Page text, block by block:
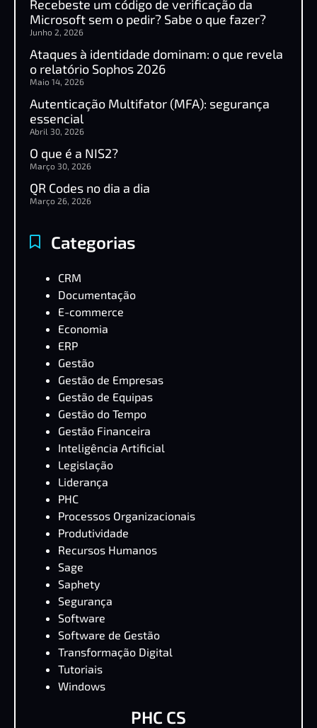
Recebeste um código de verificação da
Microsoft sem o pedir? Sabe o que fazer?
Junho 2, 2026
Ataques à identidade dominam: o que revela
o relatório Sophos 2026
Maio 14, 2026
Autenticação Multifator (MFA): segurança
essencial
Abril 30, 2026
O que é a NIS2?
Março 30, 2026
QR Codes no dia a dia
Março 26, 2026
Categorias
CRM
Documentação
E-commerce
Economia
ERP
Gestão
Gestão de Empresas
Gestão de Equipas
Gestão do Tempo
Gestão Financeira
Inteligência Artificial
Legislação
Liderança
PHC
Processos Organizacionais
Produtividade
Recursos Humanos
Sage
Saphety
Segurança
Software
Software de Gestão
Transformação Digital
Tutoriais
Windows
PHC CS